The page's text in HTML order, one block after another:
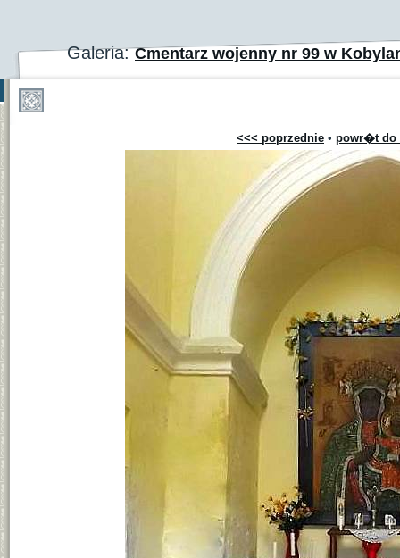
Galeria:Cmentarz wojenny nr 99 w
<<< poprzednie • powr�t do